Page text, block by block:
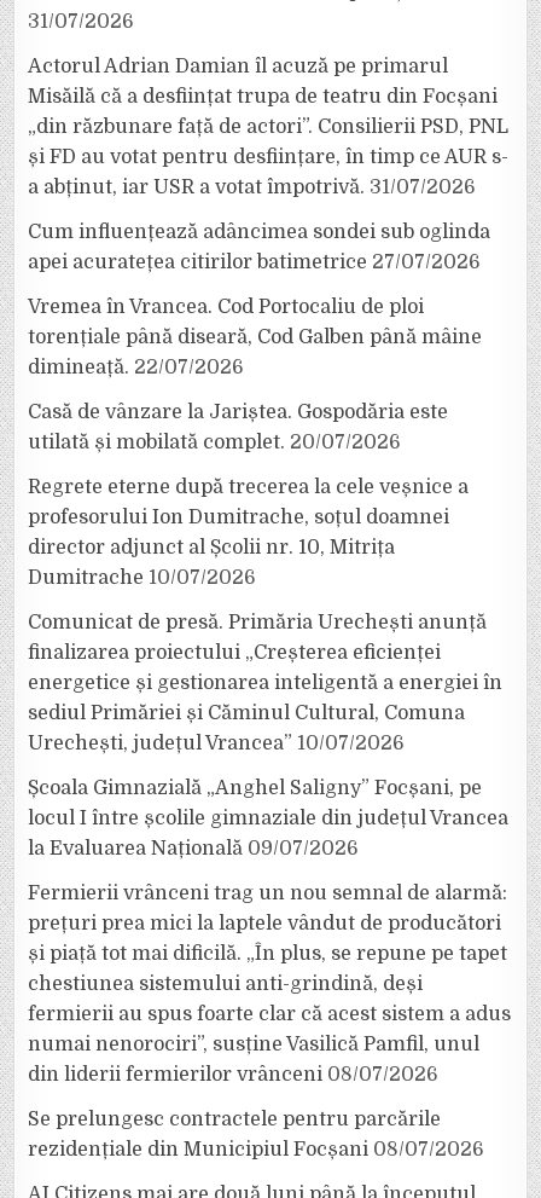
31/07/2026
Actorul Adrian Damian îl acuză pe primarul
Misăilă că a desființat trupa de teatru din Focșani
„din răzbunare față de actori”. Consilierii PSD, PNL
și FD au votat pentru desființare, în timp ce AUR s-
a abținut, iar USR a votat împotrivă. 31/07/2026
Cum influențează adâncimea sondei sub oglinda
apei acuratețea citirilor batimetrice 27/07/2026
Vremea în Vrancea. Cod Portocaliu de ploi
torențiale până diseară, Cod Galben până mâine
dimineață. 22/07/2026
Casă de vânzare la Jariștea. Gospodăria este
utilată și mobilată complet. 20/07/2026
Regrete eterne după trecerea la cele veșnice a
profesorului Ion Dumitrache, soțul doamnei
director adjunct al Școlii nr. 10, Mitrița
Dumitrache 10/07/2026
Comunicat de presă. Primăria Urechești anunță
finalizarea proiectului „Creșterea eficienței
energetice și gestionarea inteligentă a energiei în
sediul Primăriei și Căminul Cultural, Comuna
Urechești, județul Vrancea” 10/07/2026
Școala Gimnazială „Anghel Saligny” Focșani, pe
locul I între școlile gimnaziale din județul Vrancea
la Evaluarea Națională 09/07/2026
Fermierii vrânceni trag un nou semnal de alarmă:
prețuri prea mici la laptele vândut de producători
și piață tot mai dificilă. „În plus, se repune pe tapet
chestiunea sistemului anti-grindină, deși
fermierii au spus foarte clar că acest sistem a adus
numai nenorociri”, susține Vasilică Pamfil, unul
din liderii fermierilor vrânceni 08/07/2026
Se prelungesc contractele pentru parcările
rezidențiale din Municipiul Focșani 08/07/2026